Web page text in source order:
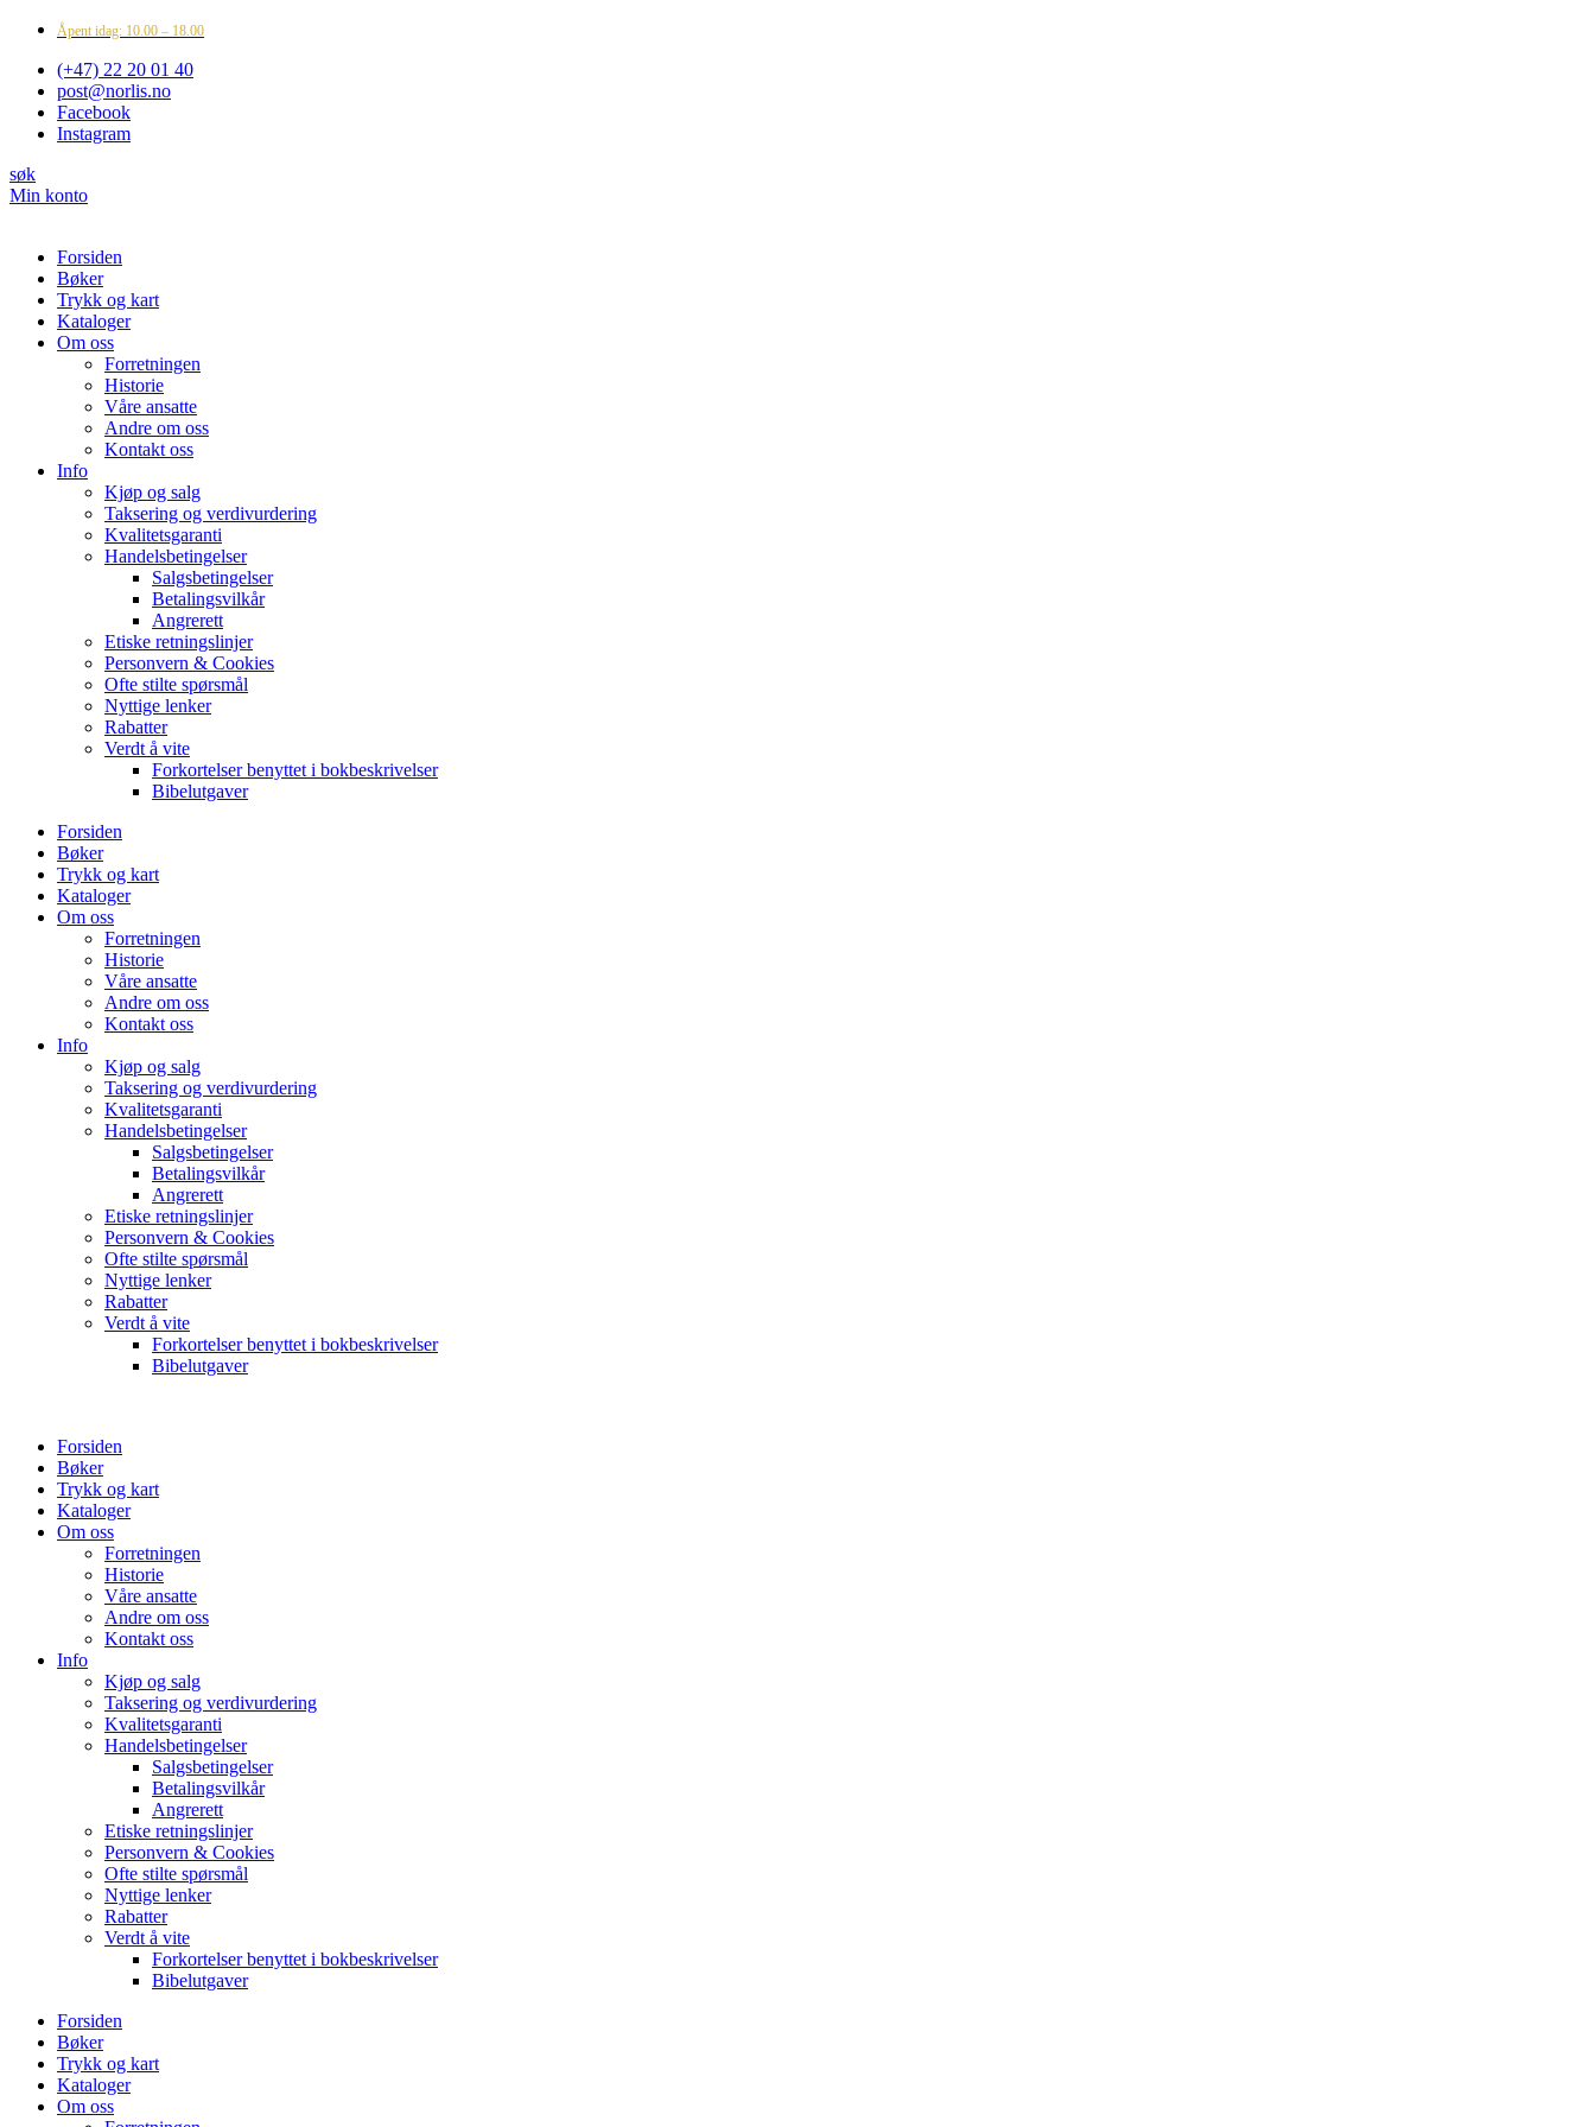
Åpent idag: 10.00 – 18.00
(+47) 22 20 01 40
post@norlis.no
Facebook
Instagram
søk
Min konto
Forsiden
Bøker
Trykk og kart
Kataloger
Om oss
Forretningen
Historie
Våre ansatte
Andre om oss
Kontakt oss
Info
Kjøp og salg
Taksering og verdivurdering
Kvalitetsgaranti
Handelsbetingelser
Salgsbetingelser
Betalingsvilkår
Angrerett
Etiske retningslinjer
Personvern & Cookies
Ofte stilte spørsmål
Nyttige lenker
Rabatter
Verdt å vite
Forkortelser benyttet i bokbeskrivelser
Bibelutgaver
Forsiden
Bøker
Trykk og kart
Kataloger
Om oss
Forretningen
Historie
Våre ansatte
Andre om oss
Kontakt oss
Info
Kjøp og salg
Taksering og verdivurdering
Kvalitetsgaranti
Handelsbetingelser
Salgsbetingelser
Betalingsvilkår
Angrerett
Etiske retningslinjer
Personvern & Cookies
Ofte stilte spørsmål
Nyttige lenker
Rabatter
Verdt å vite
Forkortelser benyttet i bokbeskrivelser
Bibelutgaver
Forsiden
Bøker
Trykk og kart
Kataloger
Om oss
Forretningen
Historie
Våre ansatte
Andre om oss
Kontakt oss
Info
Kjøp og salg
Taksering og verdivurdering
Kvalitetsgaranti
Handelsbetingelser
Salgsbetingelser
Betalingsvilkår
Angrerett
Etiske retningslinjer
Personvern & Cookies
Ofte stilte spørsmål
Nyttige lenker
Rabatter
Verdt å vite
Forkortelser benyttet i bokbeskrivelser
Bibelutgaver
Forsiden
Bøker
Trykk og kart
Kataloger
Om oss